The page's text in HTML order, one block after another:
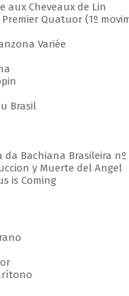
Cheveaux de Lin
Quatuor (1º
Variée
Brasil
Bachiana Brasileira nº
y Muerte del Angel
is Coming